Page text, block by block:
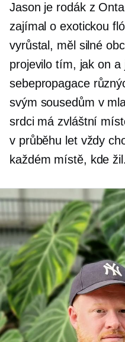
Jason je rodák z
zajímal o exotickou
vyrůstal, měl silné
projevilo tím, jak on a
sebepropagace
svým sousedům v
srdci má zvláštní
v průběhu let vždy
každém místě, kde žil.